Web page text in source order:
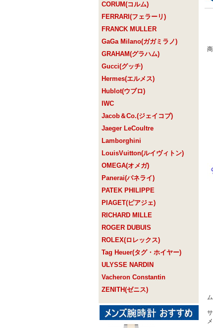
CORUM(コルム)
FERRARI(フェラーリ)
FRANCK MULLER
GaGa Milano(ガガミラノ)
GRAHAM(グラハム)
Gucci(グッチ)
Hermes(エルメス)
Hublot(ウブロ)
IWC
Jacob＆Co.(ジェイコブ)
Jaeger LeCoultre
Lamborghini
LouisVuitton(ルイヴィトン)
OMEGA(オメガ)
Panerai(パネライ)
PATEK PHILIPPE
PIAGET(ピアジェ)
RICHARD MILLE
ROGER DUBUIS
ROLEX(ロレックス)
Tag Heuer(タグ・ホイヤー)
ULYSSE NARDIN
Vacheron Constantin
ZENITH(ゼニス)